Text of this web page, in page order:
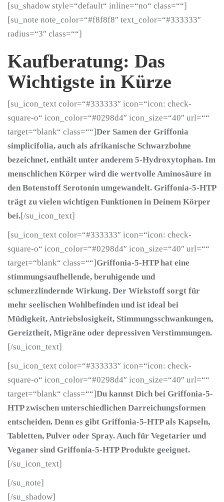
[su_shadow style=“default“ inline=“no“ class=““]
[su_note note_color=“#f8f8f8″ text_color=“#333333″
radius=“3″ class=““]
Kaufberatung: Das
Wichtigste in Kürze
[su_icon_text color=“#333333″ icon=“icon: check-
square-o“ icon_color=“#0298d4″ icon_size=“40″ url=““
target=“blank“ class=““]Der Samen der Griffonia
simplicifolia, auch als afrikanische Schwarzbohne
bezeichnet, enthält unter anderem 5-Hydroxytophan. Im
menschlichen Körper wird die wertvolle Aminosäure in
den Botenstoff Serotonin umgewandelt. Griffonia-5-HTP
trägt zu vielen wichtigen Funktionen in Deinem Körper
bei.[/su_icon_text]
[su_icon_text color=“#333333″ icon=“icon: check-
square-o“ icon_color=“#0298d4″ icon_size=“40″ url=““
target=“blank“ class=““]Griffonia-5-HTP hat eine
stimmungsaufhellende, beruhigende und
schmerzlindernde Wirkung. Der Wirkstoff sorgt für
mehr seelischen Wohlbefinden und ist ideal bei
Müdigkeit, Antriebslosigkeit, Stimmungsschwankungen,
Gereiztheit, Migräne oder depressiven Verstimmungen.
[/su_icon_text]
[su_icon_text color=“#333333″ icon=“icon: check-
square-o“ icon_color=“#0298d4″ icon_size=“40″ url=““
target=“blank“ class=““]Du kannst Dich bei Griffonia-5-
HTP zwischen unterschiedlichen Darreichungsformen
entscheiden. Denn es gibt Griffonia-5-HTP als Kapseln,
Tabletten, Pulver oder Spray. Auch für Vegetarier und
Veganer sind Griffonia-5-HTP Produkte geeignet.
[/su_icon_text]
[/su_note]
[/su_shadow]